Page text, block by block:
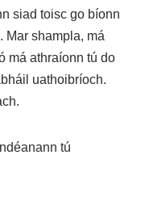
siad toisc go bíonn
Mar shampla, má
má athraíonn tú do
uathoibríoch.
tú